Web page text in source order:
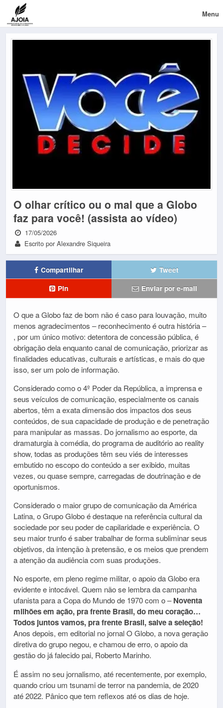
Menu
O olhar crítico ou o mal que a Globo
faz para você! (assista ao vídeo)
17/05/2026
Escrito por Alexandre Siqueira
Compartilhar
Tweet
Pin
Enviar por e-mail
O que a Globo faz de bom não é caso para louvação, muito
menos agradecimentos – reconhecimento é outra história –
, por um único motivo: detentora de concessão pública, é
obrigação dela enquanto canal de comunicação, priorizar as
finalidades educativas, culturais e artísticas, e mais do que
isso, ser um polo de informação.
Considerado como o 4º Poder da República, a imprensa e
seus veículos de comunicação, especialmente os canais
abertos, têm a exata dimensão dos impactos dos seus
conteúdos, de sua capacidade de produção e de penetração
para manipular as massas. Do jornalismo ao esporte, da
dramaturgia à comédia, do programa de auditório ao reality
show, todas as produções têm seu viés de interesses
embutido no escopo do conteúdo a ser exibido, muitas
vezes, ou quase sempre, carregadas de doutrinação e de
oportunismos.
Considerado o maior grupo de comunicação da América
Latina, o Grupo Globo é destaque na referência cultural da
sociedade por seu poder de capilaridade e experiência. O
seu maior trunfo é saber trabalhar de forma subliminar seus
objetivos, da intenção à pretensão, e os meios que prendem
a atenção da audiência com suas produções.
No esporte, em pleno regime militar, o apoio da Globo era
evidente e intocável. Quem não se lembra da campanha
ufanista para a Copa do Mundo de 1970 com o –Noventa
milhões em ação, pra frente Brasil, do meu coração…
Todos juntos vamos, pra frente Brasil, salve a seleção!
Anos depois, em editorial no jornal O Globo, a nova geração
diretiva do grupo negou, e chamou de erro, o apoio da
gestão do já falecido pai, Roberto Marinho.
É assim no seu jornalismo, até recentemente, por exemplo,
quando criou um tsunami de terror na pandemia, de 2020
até 2022. Pânico que tem reflexos até os dias de hoje.